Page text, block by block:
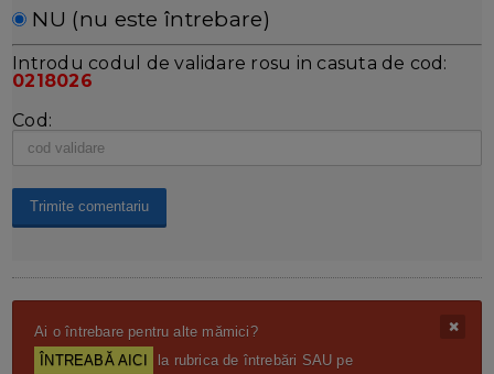
NU (nu este întrebare)
Introdu codul de validare rosu in casuta de cod:
0218026
Cod:
Ai o întrebare pentru alte mămici?
ÎNTREABĂ AICI
la rubrica de întrebări SAU pe